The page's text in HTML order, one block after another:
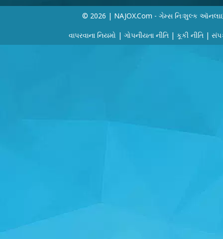
© 2026 | NAJOX.com - ગેમ્સ નિઃશુલ્ક
વાપરવાના નિયમો | ગોપનીયતા નીતિ| કૂકી નીતિ|